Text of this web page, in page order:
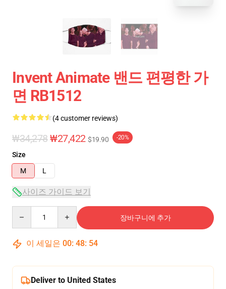
Invent Animate 밴드 편평한 가
면 RB1512
(4 customer reviews)
₩34,278₩27,422 $19.90 -20%
Size
M
L
사이즈 가이드 보기
장바구니에 추가
이 세일은 00: 48: 54
Deliver to United States